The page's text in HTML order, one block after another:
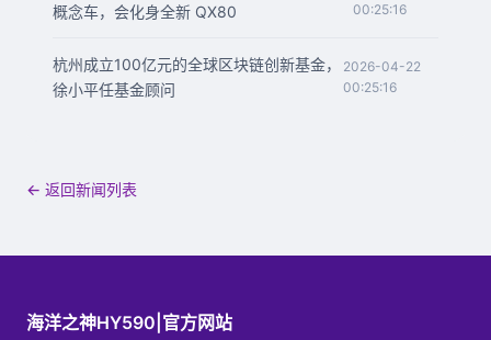
概念车，会化身全新 QX80
00:25:16
杭州成立100亿元的全球区块链创新基金，
徐小平任基金顾问
2026-04-22
00:25:16
← 返回新闻列表
海洋之神HY590|官方网站